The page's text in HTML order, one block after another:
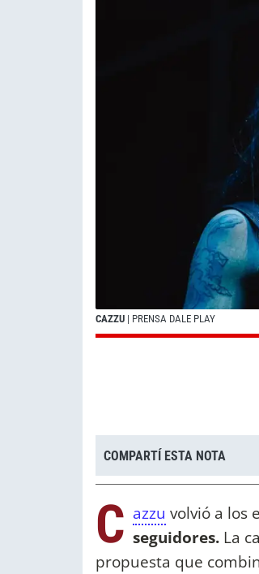
CAZZU | PRENSA DALE PLAY
COMPARTÍ ESTA NOTA
C azzu volvió a los
seguidores. La
propuesta que